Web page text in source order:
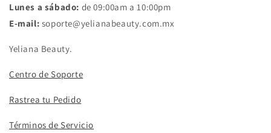
Lunes a sábado: de 09:00am a 10:00pm
E-mail: soporte@yelianabeauty.com.mx
Yeliana Beauty.
Centro de Soporte
Rastrea tu Pedido
Términos de Servicio